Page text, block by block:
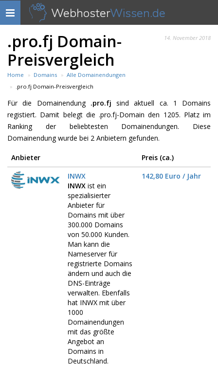
Navigation
anzeigen
WebhosterWissen.de
14. November 2018
.pro.fj Domain-
Preisvergleich
Home Domains
Alle Domainendungen
.pro.fj Domain-Preisvergleich
Für die Domainendung .pro.fj sind aktuell ca. 1 Domains
registiert. Damit belegt die .pro.fj-Domain den 1205. Platz im
Ranking der beliebtesten Domainendungen. Diese
Domainendung wurde bei 2 Anbietern gefunden.
Anbieter
Preis (ca.)
INWX
INWX ist ein
spezialisierter
Anbieter für
Domains mit über
300.000 Domains
von 50.000 Kunden.
Man kann die
Nameserver für
registrierte Domains
ändern und auch die
DNS-Einträge
verwalten. Ebenfalls
hat INWX mit über
1000
Domainendungen
mit das größte
Angebot an
Domains in
Deutschland.
142,80 Euro / Jahr